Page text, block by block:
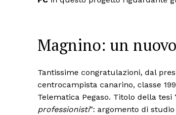
Magnino: un
Tantissime congratulazioni, dal
centrocampista canarino, classe
Telematica Pegaso. Titolo della tesi
professionisti”: argomento di